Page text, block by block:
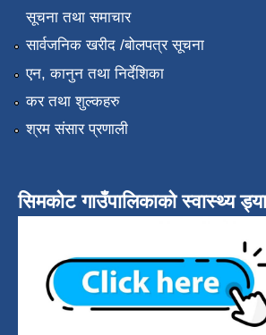
सूचना तथा समाचार
सार्वजनिक खरीद /बोलपत्र सूचना
एन, कानुन तथा निर्देशिका
कर तथा शुल्कहरु
श्रम संसार प्रणाली
सिमकोट गाउँपालिकाको स्वास्थ्य